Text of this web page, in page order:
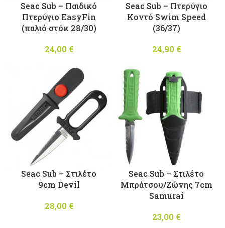
Seac Sub – Παιδικό
Πτερύγιο EasyFin
(παλιό στόκ 28/30)
24,00 €
Seac Sub – Πτερύγιο
Κοντό Swim Speed
(36/37)
24,90 €
Seac Sub – Στιλέτο
9cm Devil
28,00 €
Seac Sub – Στιλέτο
Μπράτσου/Ζώνης 7cm
Samurai
23,00 €